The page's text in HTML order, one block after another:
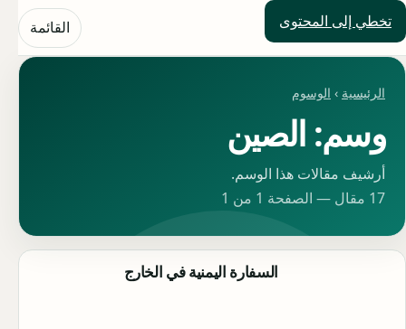
تخطي إلى المحتوى
حلول العالم القائمة
الرئيسية › الوسوم
وسم: الصين
أرشيف مقالات هذا الوسم.
17 مقال — الصفحة 1 من 1
السفارة اليمنية في الخارج